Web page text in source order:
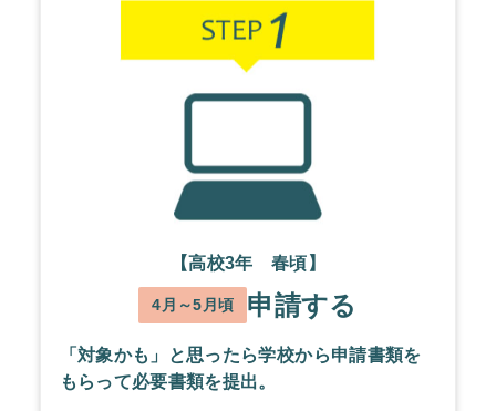
【高校3年 春頃】
4月～5月頃 申請する
「対象かも」と思ったら学校から申請書類を
もらって必要書類を提出。